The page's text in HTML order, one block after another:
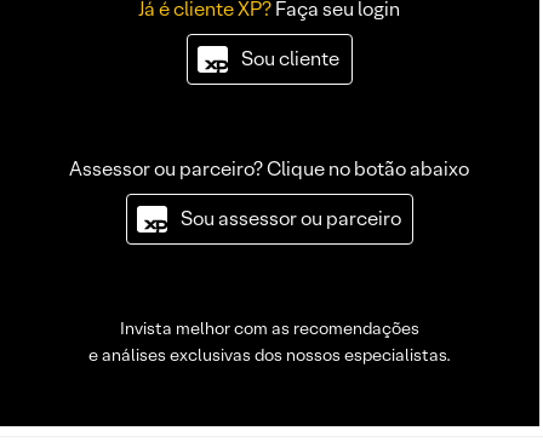
Já é cliente XP?Faça seu login
Sou cliente
Assessor ou parceiro? Clique no botão abaixo
Sou assessor ou parceiro
Invista melhor com as recomendações
e análises exclusivas dos nossos especialistas.